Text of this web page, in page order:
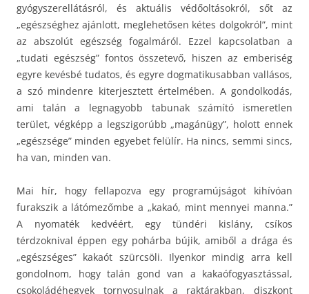
gyógyszerellátásról, és aktuális védőoltásokról, sőt az
„egészséghez ajánlott, meglehetősen kétes dolgokról”, mint
az abszolút egészség fogalmáról. Ezzel kapcsolatban a
„tudati egészség” fontos összetevő, hiszen az emberiség
egyre kevésbé tudatos, és egyre dogmatikusabban vallásos,
a szó mindenre kiterjesztett értelmében. A gondolkodás,
ami talán a legnagyobb tabunak számító ismeretlen
terület, végképp a legszigorúbb „magánügy”, holott ennek
„egészsége” minden egyebet felülír. Ha nincs, semmi sincs,
ha van, minden van.
Mai hír, hogy fellapozva egy programújságot kihívóan
furakszik a látómezőmbe a „kakaó, mint mennyei manna.”
A nyomaték kedvéért, egy tündéri kislány, csíkos
térdzoknival éppen egy pohárba bújik, amiből a drága és
„egészséges” kakaót szürcsöli. Ilyenkor mindig arra kell
gondolnom, hogy talán gond van a kakaófogyasztással,
csokoládéhegyek tornyosulnak a raktárakban, diszkont